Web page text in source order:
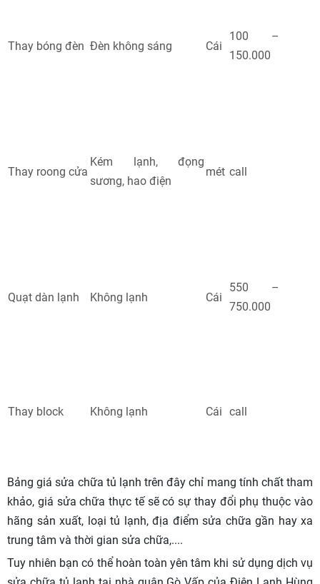
Thay bóng đèn Đèn không sáng Cái
100 –
150.000
Thay roong cửa
Kém lạnh, đọng
sương, hao điện
mét call
Quạt dàn lạnh Không lạnh Cái
550 –
750.000
Thay block Không lạnh Cái call
Bảng giá sửa chữa tủ lạnh trên đây chỉ mang tính chất tham
khảo, giá sửa chữa thực tế sẽ có sự thay đổi phụ thuộc vào
hãng sản xuất, loại tủ lạnh, địa điểm sửa chữa gần hay xa
trung tâm và thời gian sửa chữa,....
Tuy nhiên bạn có thể hoàn toàn yên tâm khi sử dụng dịch vụ